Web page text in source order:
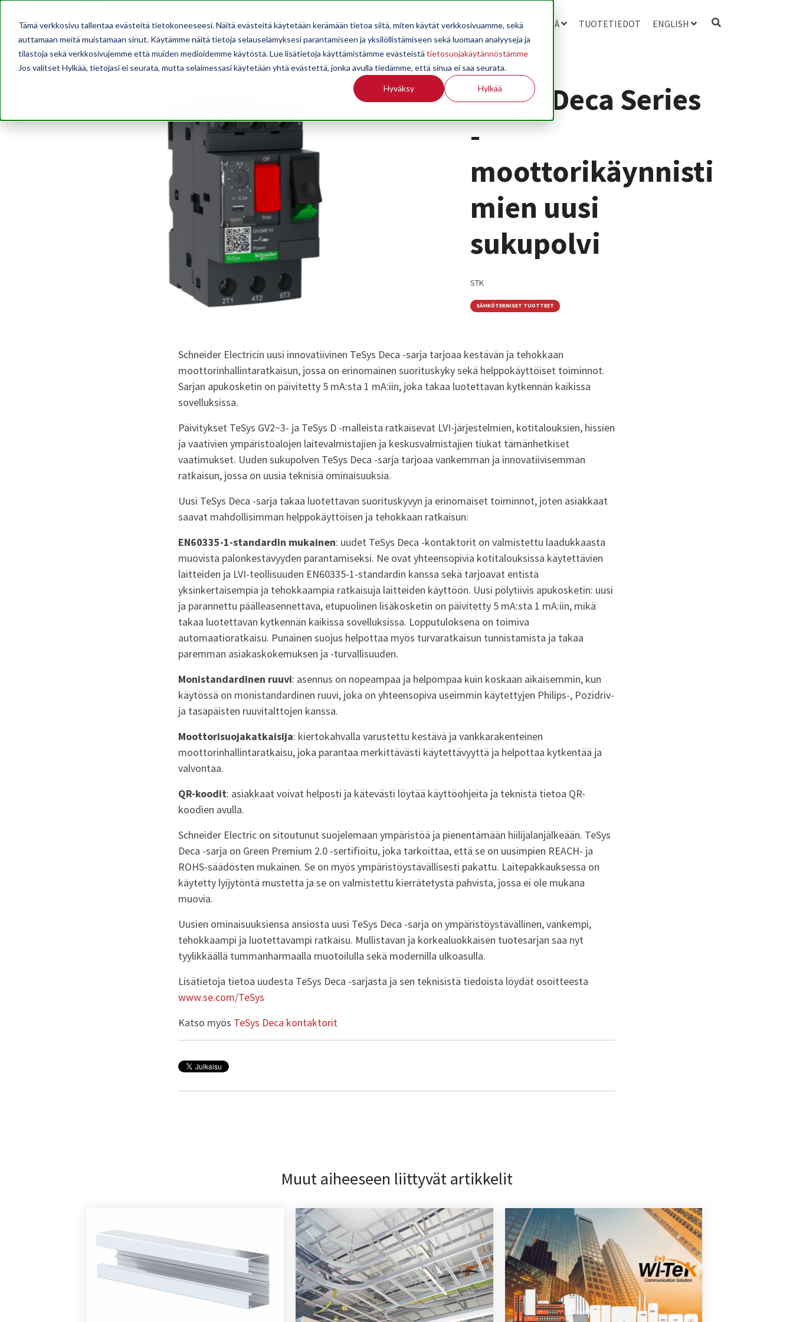
Tämä verkkosivu tallentaa evästeitä tietokoneeseesi. Näitä evästeitä käytetään kerämään tietoa siitä, miten käytät verkkosivuamme, sekä
auttamaan meitä muistamaan sinut. Käytämme näitä tietoja selauselämyksesi parantamiseen ja yksilöllistämiseen sekä luomaan analyyseja ja
tilastoja sekä verkkosivujemme että muiden medioidemme käytöstä. Lue lisätietoja käyttämistämme evästeistä tietosuojakäytännöstämme
Jos valitset Hylkää, tietojasi ei seurata, mutta selaimessasi käytetään yhtä evästettä, jonka avulla tiedämme, että sinua ei saa seurata.
Hyväksy Hylkää
AJANKOHTAISTA OPPILAITOKSILLE JÄSENYYS TILASTOINTI TIETOA MEISTÄ TUOTETIEDOT ENGLISH
TeSys Deca Series
-
moottorikäynnisti
mien uusi
sukupolvi
STK
SÄHKÖTEKNISET TUOTTEET
Schneider Electricin uusi innovatiivinen TeSys Deca -sarja tarjoaa kestävän ja tehokkaan
moottorinhallintaratkaisun, jossa on erinomainen suorituskyky sekä helppokäyttöiset toiminnot.
Sarjan apukosketin on päivitetty 5 mA:sta 1 mA:iin, joka takaa luotettavan kytkennän kaikissa
sovelluksissa.
Päivitykset TeSys GV2~3- ja TeSys D -malleista ratkaisevat LVI-järjestelmien, kotitalouksien, hissien
ja vaativien ympäristöalojen laitevalmistajien ja keskusvalmistajien tiukat tämänhetkiset
vaatimukset. Uuden sukupolven TeSys Deca -sarja tarjoaa vankemman ja innovatiivisemman
ratkaisun, jossa on uusia teknisiä ominaisuuksia.
Uusi TeSys Deca -sarja takaa luotettavan suorituskyvyn ja erinomaiset toiminnot, joten asiakkaat
saavat mahdollisimman helppokäyttöisen ja tehokkaan ratkaisun:
EN60335-1-standardin mukainen: uudet TeSys Deca -kontaktorit on valmistettu laadukkaasta
muovista palonkestävyyden parantamiseksi. Ne ovat yhteensopivia kotitalouksissa käytettävien
laitteiden ja LVI-teollisuuden EN60335-1-standardin kanssa sekä tarjoavat entistä
yksinkertaisempia ja tehokkaampia ratkaisuja laitteiden käyttöön. Uusi pölytiivis apukosketin: uusi
ja parannettu päälleasennettava, etupuolinen lisäkosketin on päivitetty 5 mA:sta 1 mA:iin, mikä
takaa luotettavan kytkennän kaikissa sovelluksissa. Lopputuloksena on toimiva
automaatioratkaisu. Punainen suojus helpottaa myös turvaratkaisun tunnistamista ja takaa
paremman asiakaskokemuksen ja -turvallisuuden.
Monistandardinen ruuvi: asennus on nopeampaa ja helpompaa kuin koskaan aikaisemmin, kun
käytössä on monistandardinen ruuvi, joka on yhteensopiva useimmin käytettyjen Philips-, Pozidriv-
ja tasapäisten ruuvitalttojen kanssa.
Moottorisuojakatkaisija: kiertokahvalla varustettu kestävä ja vankkarakenteinen
moottorinhallintaratkaisu, joka parantaa merkittävästi käytettävyyttä ja helpottaa kytkentää ja
valvontaa.
QR-koodit: asiakkaat voivat helposti ja kätevästi löytää käyttöohjeita ja teknistä tietoa QR-
koodien avulla.
Schneider Electric on sitoutunut suojelemaan ympäristöä ja pienentämään hiilijalanjälkeään. TeSys
Deca -sarja on Green Premium 2.0 -sertifioitu, joka tarkoittaa, että se on uusimpien REACH- ja
ROHS-säädösten mukainen. Se on myös ympäristöystävällisesti pakattu. Laitepakkauksessa on
käytetty lyijytöntä mustetta ja se on valmistettu kierrätetystä pahvista, jossa ei ole mukana
muovia.
Uusien ominaisuuksiensa ansiosta uusi TeSys Deca -sarja on ympäristöystävällinen, vankempi,
tehokkaampi ja luotettavampi ratkaisu. Mullistavan ja korkealuokkaisen tuotesarjan saa nyt
tyylikkäällä tummanharmaalla muotoilulla sekä modernilla ulkoasulla.
Lisätietoja tietoa uudesta TeSys Deca -sarjasta ja sen teknisistä tiedoista löydät osoitteesta
www.se.com/TeSys
Katso myös TeSys Deca kontaktorit
Muut aiheeseen liittyvät artikkelit